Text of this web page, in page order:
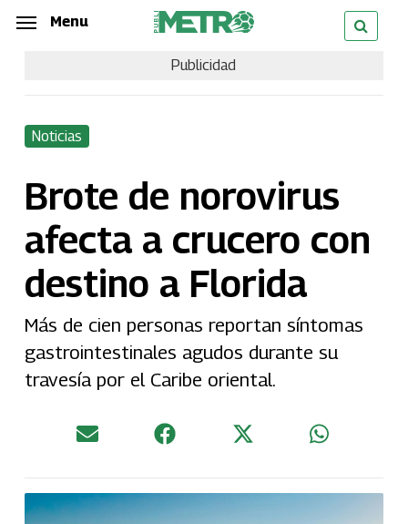
Skip
content
Menu
Publicidad
Noticias
Brote de norovirus
afecta a crucero con
destino a Florida
Más de cien personas reportan síntomas
gastrointestinales agudos durante su
travesía por el Caribe oriental.
Menu